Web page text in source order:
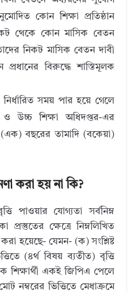
কোন শিক্ষা প্রতিষ্ঠান
নিকট থেকে কোন মাসিক বেতন
নিকট মাসিক বেতন দাবী
প্রধানের বিরুদ্ধে শাস্তিমূলক
সময় পার হয়ে গেলে
ও উচ্চ শিক্ষা অধিদপ্তর-এর
বছরের তামাদি (বকেয়া)
করা হয় না কি?
পাওয়ার যোগ্যতা সর্বনিম্ন
ক্ষেত্রে নিম্নলিখিত
হয়েছে- যেমন- (ক) সংশ্লিষ্ট
(৪র্থ বিষয় ব্যতীত) বৃত্তি
শিক্ষার্থী একই জিপিএ পেলে
নম্বরের ভিত্তিতে মেধাক্রমে